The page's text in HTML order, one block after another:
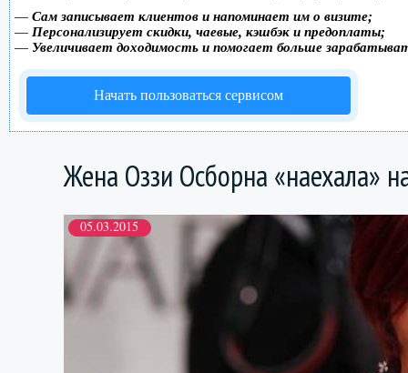
— Сам записывает клиентов и напоминает им о визите;
— Персонализирует скидки, чаевые, кэшбэк и предоплаты;
— Увеличивает доходимость и помогает больше
Начать пользоваться сервисом
Жена Оззи Осборна «наехала»
05.03.2015